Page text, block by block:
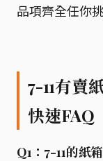
品項齊全任你
7-11有賣
快速FAQ
Q1：7-11的紙